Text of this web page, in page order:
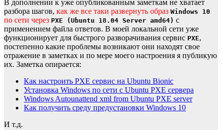
В дополнении к уже опубликованным заметкам не хватает
разбора шагов, как же все таки развернуть образ Windows 10
по сети через PXE (Ubuntu 18.04 Server amd64) с
применением файла ответов. В моей локальной сети уже
функционирует для быстрого разворачивания сервис PXE,
постепенно какие проблемы возникают они находят свое
отражение в заметках и по мере моего настроения я публикую
их. Заметка опирается:
Как настроить PXE сервис на Ubuntu Bionic
Установка Windows по сети с Ubuntu PXE сервера
Windows Autounattend xml from Ubuntu PXE server
Как получить среду предустановки Windows 10
И т.д.